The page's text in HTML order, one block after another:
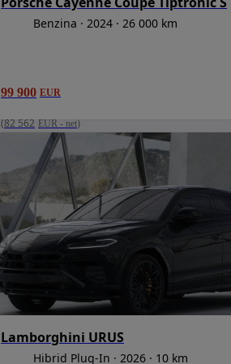
Benzina 2024 26 000 km
99 900 EUR
(82 562 EUR - net)
Lamborghini URUS
Hibrid Plug-In 2026 10 km